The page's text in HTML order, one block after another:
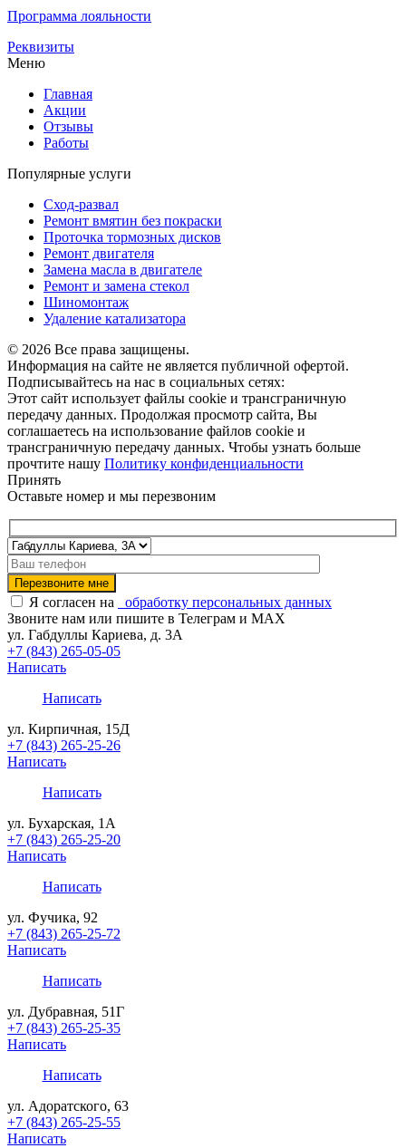
Программа лояльности
Реквизиты
Меню
Главная
Акции
Отзывы
Работы
Популярные услуги
Сход-развал
Ремонт вмятин без покраски
Проточка тормозных дисков
Ремонт двигателя
Замена масла в двигателе
Ремонт и замена стекол
Шиномонтаж
Удаление катализатора
© 2026 Все права защищены.
Информация на сайте не является публичной офертой.
Подписывайтесь на нас в социальных сетях:
Этот сайт использует файлы cookie и трансграничную
передачу данных. Продолжая просмотр сайта, Вы
соглашаетесь на использование файлов cookie и
трансграничную передачу данных. Чтобы узнать больше
прочтите нашу Политику конфиденциальности
Принять
Оставьте номер и мы перезвоним
Я согласен на
обработку персональных данных
Звоните нам или пишите в Телеграм и MAX
ул. Габдуллы Кариева, д. 3А
+7 (843) 265-05-05
Написать
Написать
ул. Кирпичная, 15Д
+7 (843) 265-25-26
Написать
Написать
ул. Бухарская, 1А
+7 (843) 265-25-20
Написать
Написать
ул. Фучика, 92
+7 (843) 265-25-72
Написать
Написать
ул. Дубравная, 51Г
+7 (843) 265-25-35
Написать
Написать
ул. Адоратского, 63
+7 (843) 265-25-55
Написать